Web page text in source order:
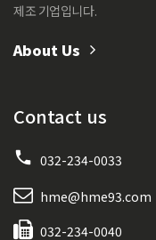
제조 기업입니다.
About Us
Contact us
032-234-0033
hme@hme93.com
032-234-0040